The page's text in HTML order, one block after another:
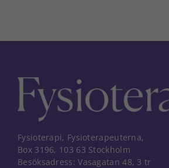
Fysioterapi, Fysioterapeuterna,
Box 3196, 103 63 Stockholm
Besöksadress: Vasagatan 48, 3 tr